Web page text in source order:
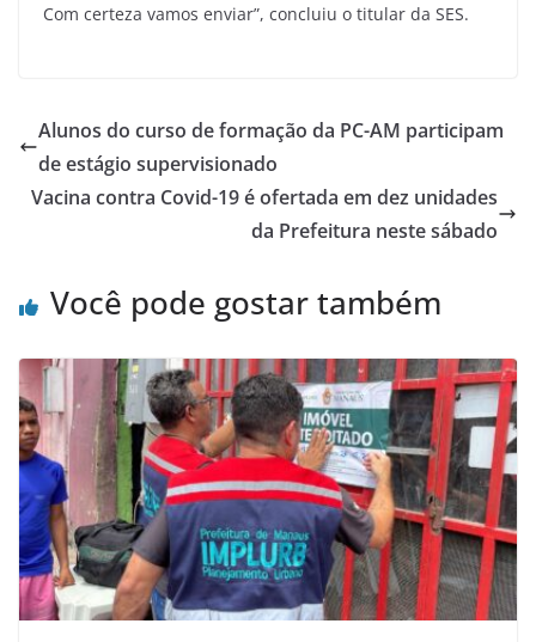
Com certeza vamos enviar”, concluiu o titular da SES.
Alunos do curso de formação da PC-AM participam
de estágio supervisionado
Vacina contra Covid-19 é ofertada em dez unidades
da Prefeitura neste sábado
Você pode gostar também